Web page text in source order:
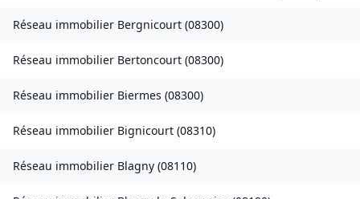
Réseau immobilier Bergnicourt (08300)
Réseau immobilier Bertoncourt (08300)
Réseau immobilier Biermes (08300)
Réseau immobilier Bignicourt (08310)
Réseau immobilier Blagny (08110)